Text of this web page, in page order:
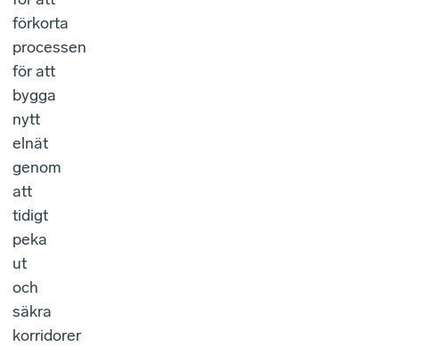
förkorta
processen
för att
bygga
nytt
elnät
genom
att
tidigt
peka
ut
och
säkra
korridorer